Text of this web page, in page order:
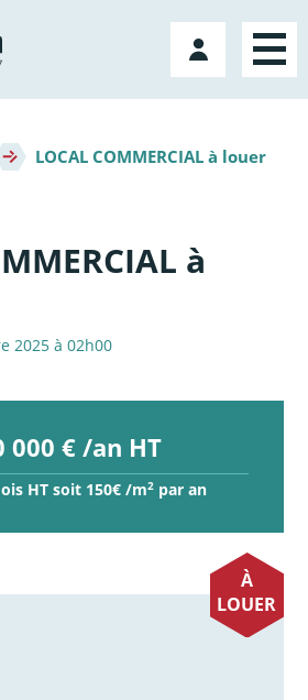
Mon
compte
LOCAL COMMERCIAL à louer
à
2025 à 02h00
000 € /an HT
HT soit 150€ /m2par an
À
LOUER